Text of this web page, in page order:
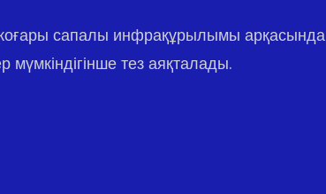
сапалы инфрақұрылымы арқасында
мүмкіндігінше тез аяқталады.